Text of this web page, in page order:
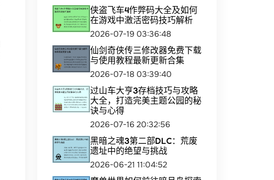
侠盗飞车4作弊码大全及如何
在游戏中激活密码技巧解析
2026-07-19 03:36:48
仙剑奇侠传三修改器免费下载
与使用教程最新更新合集
2026-07-18 03:39:40
过山车大亨3存档技巧与攻略
大全，打造完美主题公园的秘
诀与心得
2026-07-16 20:32:56
黑暗之魂3第二部DLC：荒废
遗址中的绝望与挑战
2026-06-21 11:04:52